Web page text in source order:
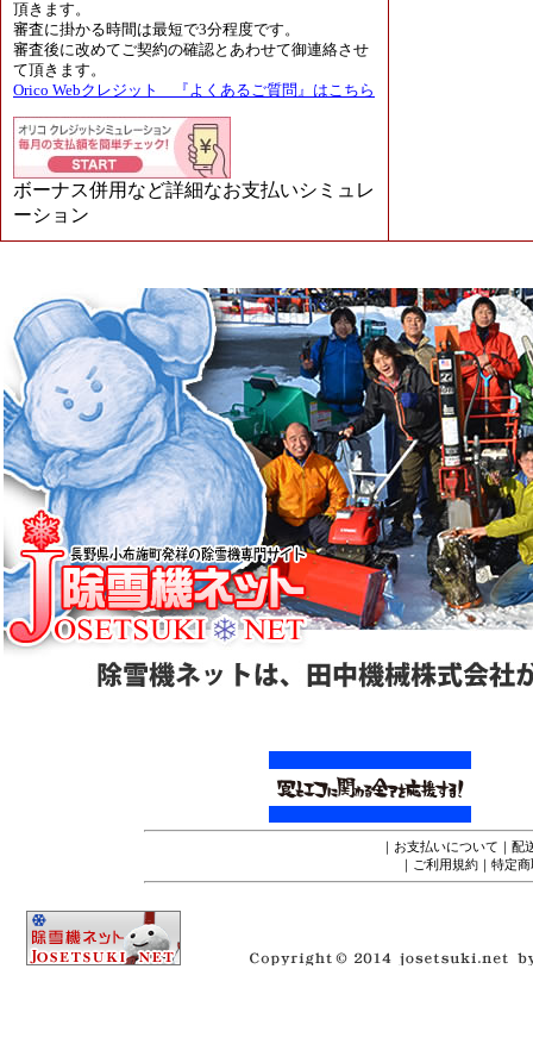
頂きます。
審査に掛かる時間は最短で3分程度です。
審査後に改めてご契約の確認とあわせて御連絡させ
て頂きます。
Orico Webクレジット 『よくあるご質問』はこちら
ボーナス併用など詳細なお支払いシミュレ
ーション
｜ お支払いについて ｜ 配
｜ ご利用規約 ｜ 特定